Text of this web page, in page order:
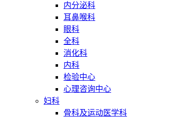
内分泌科
耳鼻喉科
眼科
全科
消化科
内科
检验中心
心理咨询中心
妇科
骨科及运动医学科